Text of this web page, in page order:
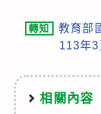
轉知
教育部
113年
相關內容